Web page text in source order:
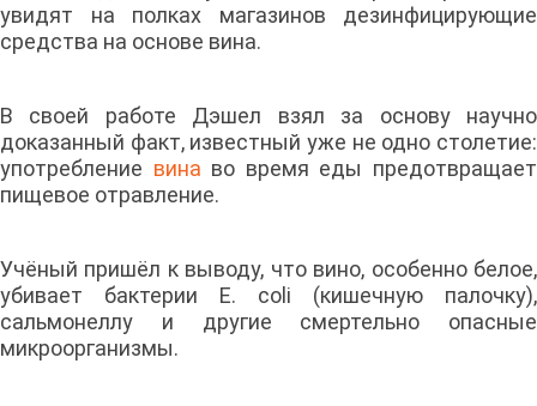
увидят на полках магазинов дезинфицирующие
средства на основе вина.
В своей работе Дэшел взял за основу научно
доказанный факт, известный уже не одно столетие:
употребление вина во время еды предотвращает
пищевое отравление.
Учёный пришёл к выводу, что вино, особенно белое,
убивает бактерии E. coli (кишечную палочку),
сальмонеллу и другие смертельно опасные
микроорганизмы.